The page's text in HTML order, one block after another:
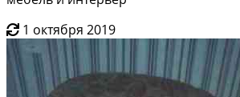
1 октября 2019